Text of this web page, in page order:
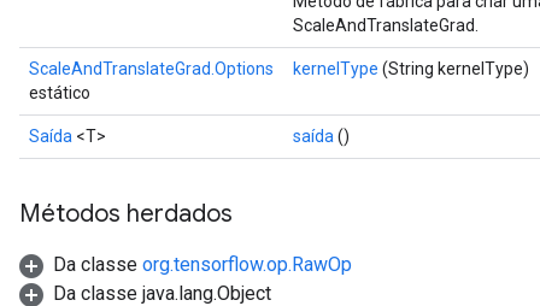
ScaleAndTranslateGrad.
ScaleAndTranslateGrad.Options
estático
kernelType (String kernelType)
Saída <T> saída ()
Métodos herdados
Da classe org.tensorflow.op.RawOp
Da classe java.lang.Object